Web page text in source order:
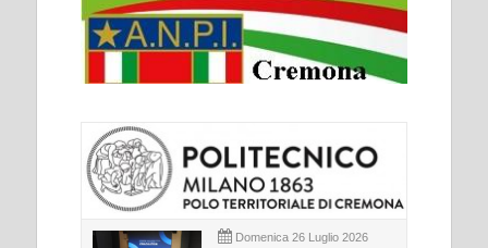
Domenica 26 Luglio 2026